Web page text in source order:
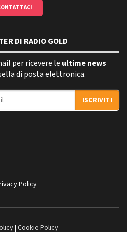
DI RADIO GOLD
per ricevere le ultime news
di posta elettronica.
ISCRIVITI
Policy
| Cookie Policy